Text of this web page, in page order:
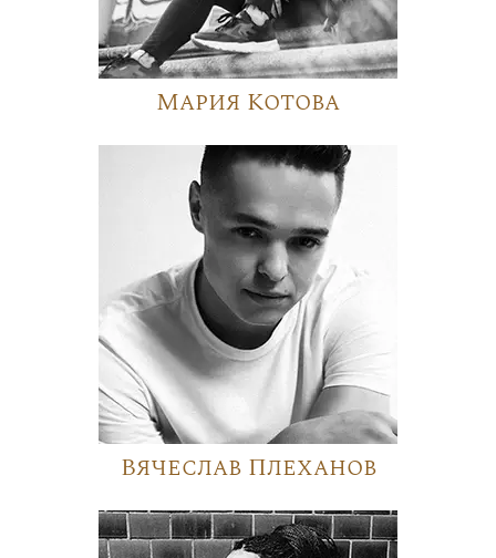
Мария Котова
Вячеслав Плеханов